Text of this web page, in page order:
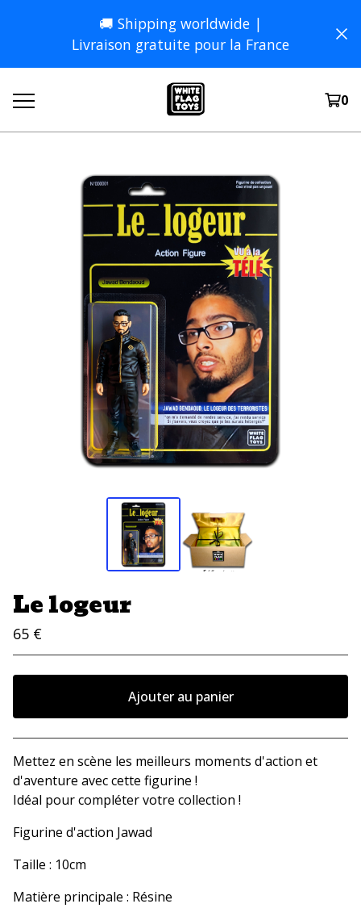
🚚 Shipping worldwide |
Livraison gratuite pour la France
0
Le logeur
65 €
Ajouter au panier
Voir le panier
Mettez en scène les meilleurs moments d'action et
d'aventure avec cette figurine !
Idéal pour compléter votre collection !
Figurine d'action Jawad
Taille : 10cm
Matière principale : Résine